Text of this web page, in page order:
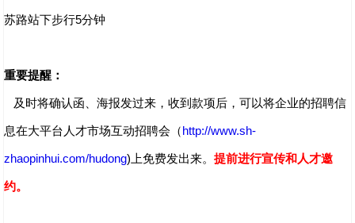
苏路站下步行5分钟
重要提醒：
及时将确认函、海报发过来，收到款项后，可以将企业的招聘信
息在大平台人才市场互动招聘会（http://www.sh-
zhaopinhui.com/hudong)上免费发出来。 提前进行宣传和人才邀
约。